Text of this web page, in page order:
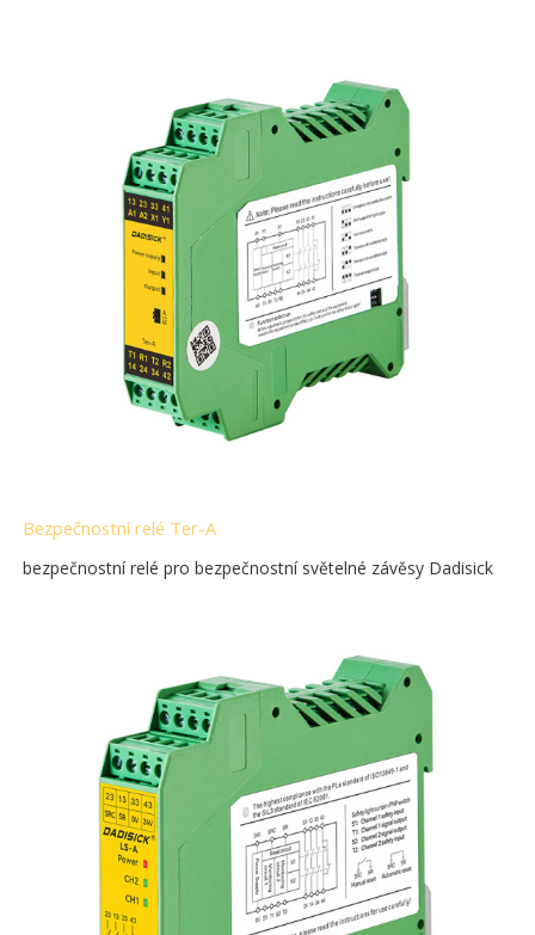
Bezpečnostní relé Ter-A
bezpečnostní relé pro bezpečnostní světelné závěsy Dadisick